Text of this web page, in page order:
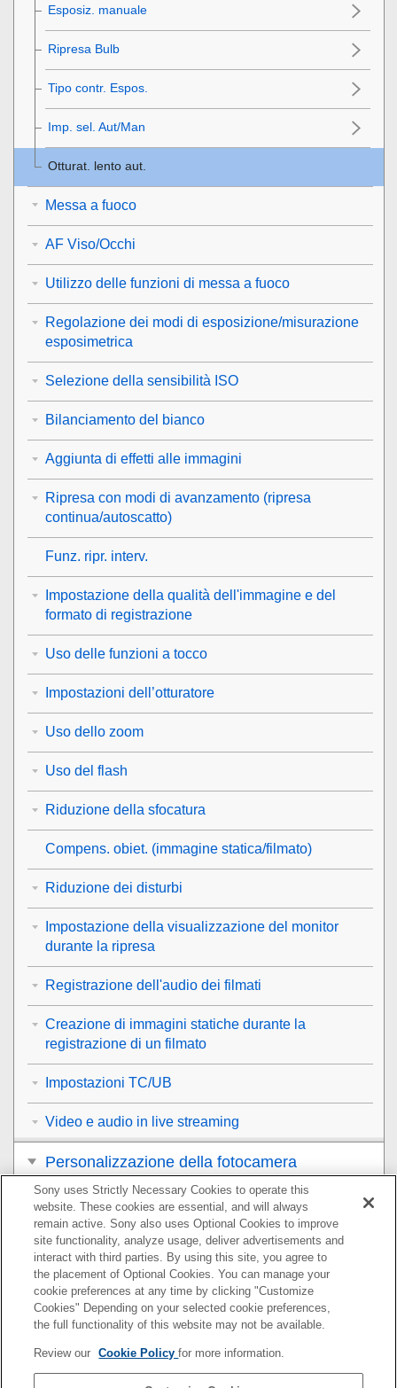
Esposiz. manuale
Ripresa Bulb
Tipo contr. Espos.
Imp. sel. Aut/Man
Otturat. lento aut.
Messa a fuoco
AF Viso/Occhi
Utilizzo delle funzioni di messa a fuoco
Regolazione dei modi di esposizione/misurazione
esposimetrica
Selezione della sensibilità ISO
Bilanciamento del bianco
Aggiunta di effetti alle immagini
Ripresa con modi di avanzamento (ripresa
continua/autoscatto)
Funz. ripr. interv.
Impostazione della qualità dell'immagine e del
formato di registrazione
Uso delle funzioni a tocco
Impostazioni dell’otturatore
Uso dello zoom
Uso del flash
Riduzione della sfocatura
Compens. obiet. (immagine statica/filmato)
Riduzione dei disturbi
Impostazione della visualizzazione del monitor
durante la ripresa
Registrazione dell'audio dei filmati
Creazione di immagini statiche durante la
registrazione di un filmato
Impostazioni TC/UB
Video e audio in live streaming
Personalizzazione della fotocamera
Visualizzazione
Modifica delle impostazioni della fotocamera
Funzioni disponibili con uno smartphone
Uso di un computer
Utilizzo del servizio cloud
Sony uses Strictly Necessary Cookies to operate this
website. These cookies are essential, and will always
remain active. Sony also uses Optional Cookies to improve
site functionality, analyze usage, deliver advertisements and
interact with third parties. By using this site, you agree to
the placement of Optional Cookies. You can manage your
cookie preferences at any time by clicking "Customize
Cookies" Depending on your selected cookie preferences,
the full functionality of this website may not be available.
Review our Cookie Policyfor more information.